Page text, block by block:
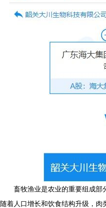
畜牧渔业是农业的重要组成部
随着人口增长和饮食结构升级，